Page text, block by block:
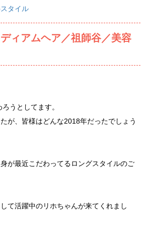
タイル
ィアムヘア／祖師谷／美容
うとしてます。
が、皆様はどんな2018年だったでしょう
が最近こだわってるロングスタイルのご
て活躍中のリホちゃんが来てくれまし